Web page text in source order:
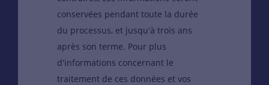
conservées pendant toute la durée
du processus, et jusqu'à trois ans
après son terme. Pour plus
d'informations concernant le
traitement de ces données et vos